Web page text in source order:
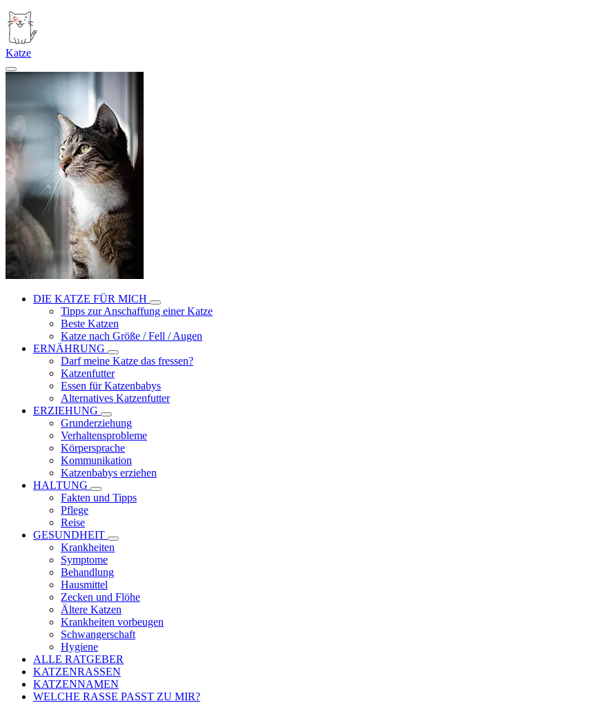
Katze
DIE KATZE FÜR MICH
Tipps zur Anschaffung einer Katze
Beste Katzen
Katze nach Größe / Fell / Augen
ERNÄHRUNG
Darf meine Katze das fressen?
Katzenfutter
Essen für Katzenbabys
Alternatives Katzenfutter
ERZIEHUNG
Grunderziehung
Verhaltensprobleme
Körpersprache
Kommunikation
Katzenbabys erziehen
HALTUNG
Fakten und Tipps
Pflege
Reise
GESUNDHEIT
Krankheiten
Symptome
Behandlung
Hausmittel
Zecken und Flöhe
Ältere Katzen
Krankheiten vorbeugen
Schwangerschaft
Hygiene
ALLE RATGEBER
KATZENRASSEN
KATZENNAMEN
WELCHE RASSE PASST ZU MIR?